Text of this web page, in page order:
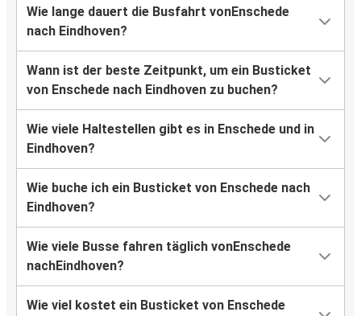
Wie lange dauert die Busfahrt vonEnschede
nach Eindhoven?
Wann ist der beste Zeitpunkt, um ein Busticket
von Enschede nach Eindhoven zu buchen?
Wie viele Haltestellen gibt es in Enschede und in
Eindhoven?
Wie buche ich ein Busticket von Enschede nach
Eindhoven?
Wie viele Busse fahren täglich vonEnschede
nachEindhoven?
Wie viel kostet ein Busticket von Enschede